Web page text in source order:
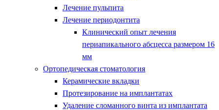
Лечение пульпита
Лечение периодонтита
Клинический опыт лечения
периапикального абсцесса размером 16
мм
Ортопедическая стоматология
Керамические вкладки
Протезирование на имплантатах
Удаление сломанного винта из имплантата